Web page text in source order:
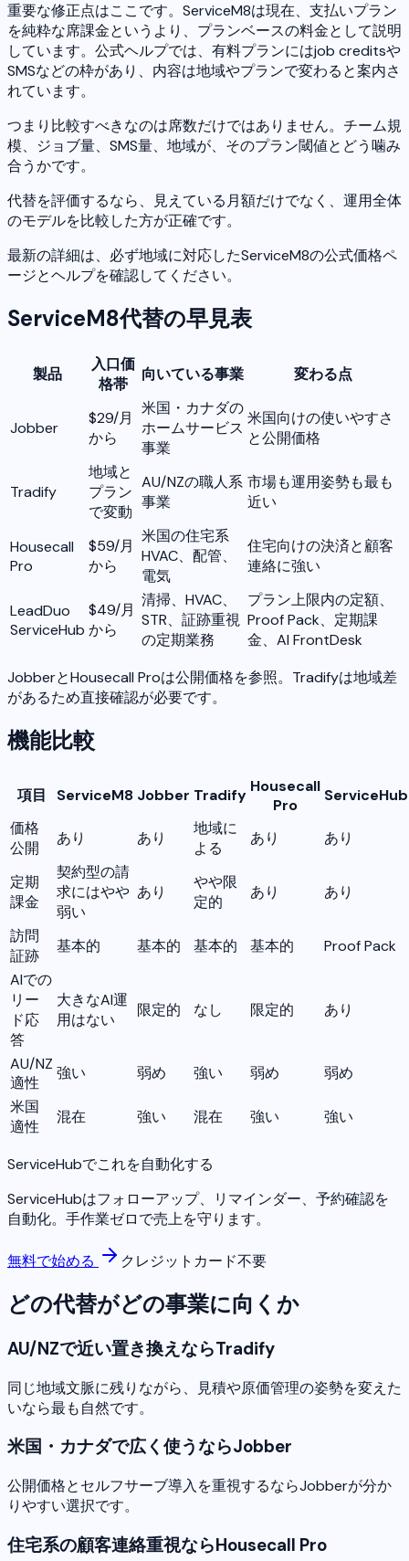
重要な修正点はここです。ServiceM8は現在、支払いプラン
を純粋な席課金というより、プランベースの料金として説明
しています。公式ヘルプでは、有料プランにはjob creditsや
SMSなどの枠があり、内容は地域やプランで変わると案内さ
れています。
つまり比較すべきなのは席数だけではありません。チーム規
模、ジョブ量、SMS量、地域が、そのプラン閾値とどう噛み
合うかです。
代替を評価するなら、見えている月額だけでなく、運用全体
のモデルを比較した方が正確です。
最新の詳細は、必ず地域に対応したServiceM8の公式価格ペ
ージとヘルプを確認してください。
ServiceM8代替の早見表
製品
入口価
格帯
向いている事業 変わる点
Jobber
$29/月
から
米国・カナダの
ホームサービス
事業
米国向けの使いやすさ
と公開価格
Tradify
地域と
プラン
で変動
AU/NZの職人系
事業
市場も運用姿勢も最も
近い
Housecall
Pro
$59/月
から
米国の住宅系
HVAC、配管、
電気
住宅向けの決済と顧客
連絡に強い
LeadDuo
ServiceHub
$49/月
から
清掃、HVAC、
STR、証跡重視
の定期業務
プラン上限内の定額、
Proof Pack、定期課
金、AI FrontDesk
JobberとHousecall Proは公開価格を参照。Tradifyは地域差
があるため直接確認が必要です。
機能比較
項目 ServiceM8 Jobber Tradify Housecall
Pro
ServiceHub
価格
公開
あり あり
地域に
よる
あり あり
定期
課金
契約型の請
求にはやや
弱い
あり
やや限
定的
あり あり
訪問
証跡
基本的 基本的 基本的 基本的
Proof Pack
AIでの
リー
ド応
答
大きなAI運
用はない
限定的 なし 限定的 あり
AU/NZ
適性
強い 弱め 強い 弱め
弱め
米国
適性
混在 強い 混在 強い 強い
ServiceHubでこれを自動化する
ServiceHubはフォローアップ、リマインダー、予約確認を
自動化。手作業ゼロで売上を守ります。
無料で始める クレジットカード不要
どの代替がどの事業に向くか
AU/NZで近い置き換えならTradify
同じ地域文脈に残りながら、見積や原価管理の姿勢を変えた
いなら最も自然です。
米国・カナダで広く使うならJobber
公開価格とセルフサーブ導入を重視するならJobberが分か
りやすい選択です。
住宅系の顧客連絡重視ならHousecall Pro